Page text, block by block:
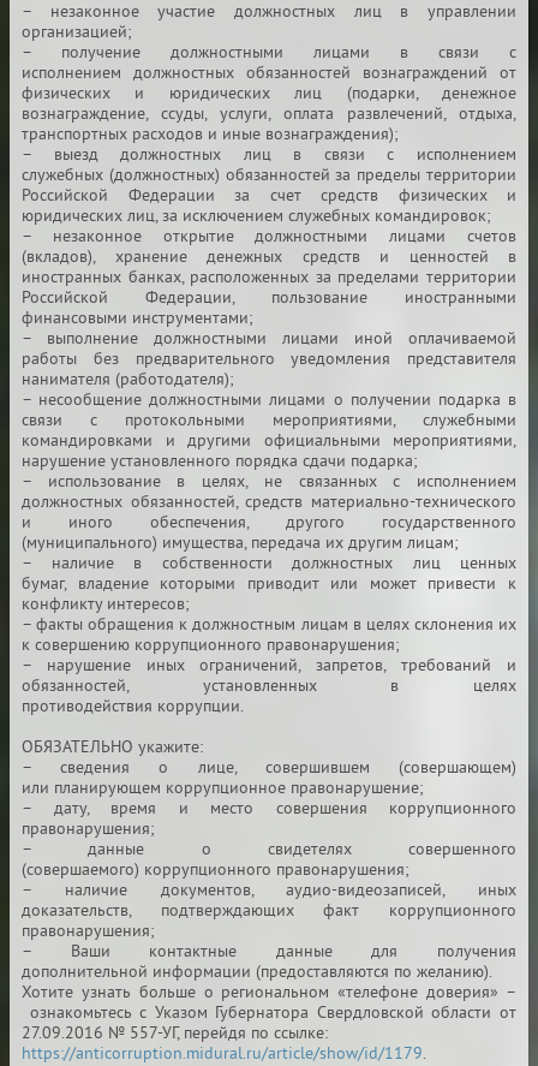
– незаконное участие должностных лиц в управлении
организацией;
– получение должностными лицами в связи с
исполнением должностных обязанностей вознаграждений от
физических и юридических лиц (подарки, денежное
вознаграждение, ссуды, услуги, оплата развлечений, отдыха,
транспортных расходов и иные вознаграждения);
– выезд должностных лиц в связи с исполнением
служебных (должностных) обязанностей за пределы территории
Российской Федерации за счет средств физических и
юридических лиц,за исключением служебных командировок;
– незаконное открытие должностными лицами счетов
(вкладов), хранение денежных средств и ценностей в
иностранных банках, расположенных за пределами территории
Российской Федерации, пользование иностранными
финансовыми инструментами;
– выполнение должностными лицами иной оплачиваемой
работы без предварительного уведомления представителя
нанимателя (работодателя);
– несообщение должностными лицами о получении подарка в
связи с протокольными мероприятиями, служебными
командировками и другими официальными мероприятиями,
нарушение установленного порядка сдачи подарка;
– использование в целях, не связанных с исполнением
должностных обязанностей, средств материально-технического
и иного обеспечения, другого государственного
(муниципального) имущества, передача их другим лицам;
– наличие в собственности должностных лиц ценных
бумаг, владение которыми приводит или может привести к
конфликту интересов;
– факты обращения к должностным лицам в целях склонения их
к совершению коррупционного правонарушения;
– нарушение иных ограничений, запретов, требований и
обязанностей, установленных в целях
противодействия коррупции.
ОБЯЗАТЕЛЬНО укажите:
– сведения о лице, совершившем (совершающем)
или планирующем коррупционное правонарушение;
– дату, время и место совершения коррупционного
правонарушения;
– данные о свидетелях совершенного
(совершаемого) коррупционного правонарушения;
– наличие документов, аудио-видеозаписей, иных
доказательств, подтверждающих факт коррупционного
правонарушения;
– Ваши контактные данные для получения
дополнительной информации (предоставляются по желанию).
Хотите узнать больше о региональном «телефоне доверия» –
ознакомьтесь с Указом Губернатора Свердловской областиот
27.09.2016 № 557-УГ, перейдя по ссылке:
https://anticorruption.midural.ru/article/show/id/1179.